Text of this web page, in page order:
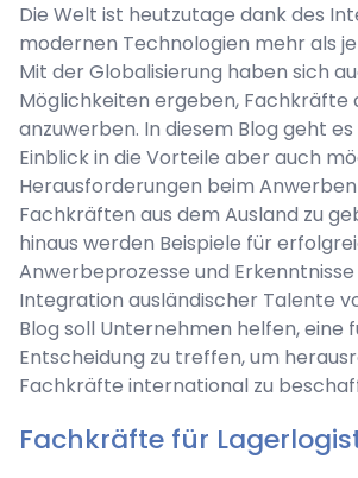
Die Welt ist heutzutage dank des
modernen Technologien mehr als
Mit der Globalisierung haben sich
Möglichkeiten ergeben, Fachkräfte
anzuwerben. In diesem Blog geht
Einblick in die Vorteile aber auch
Herausforderungen beim
Fachkräften aus dem Ausland zu
hinaus werden Beispiele für
Anwerbeprozesse und
Integration ausländischer Talente
Blog soll Unternehmen helfen, eine
Entscheidung zu treffen, um
Fachkräfte international zu
Fachkräfte für